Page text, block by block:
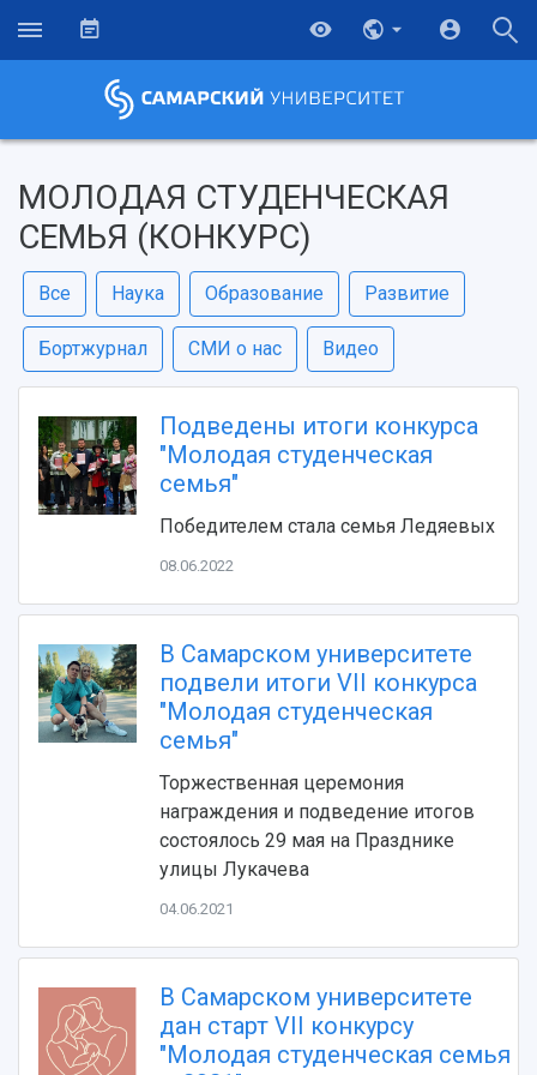
Об университете
Ключевые факты
Руководство
Попечительский совет
Ученый совет
Ректорат
Главные новости
Бортжурнал
Объявления
Пресс-центр
Газета "Полет"
Образование
Почему я выбираю Самарский университет?
Абитуриенту
Бакалавриат и специалитет
Аспирантура
Формы обучения
Учебные планы
Дополнительное образование
Научно-исследовательская деятельность
Основные научные направления
Научные школы и ведущие научные коллективы
Диссертационные советы
Конкурс на замещение должностей научных
работников
Научно-технический совет
Научные проекты и темы
МОЛОДАЯ СТУДЕНЧЕСКАЯ
СЕМЬЯ (КОНКУРС)
Все Наука Образование Развитие
Бортжурнал СМИ о нас Видео
Подведены итоги конкурса
"Молодая студенческая
семья"
Победителем стала семья Ледяевых
08.06.2022
В Самарском университете
подвели итоги VII конкурса
"Молодая студенческая
семья"
Торжественная церемония
награждения и подведение итогов
состоялось 29 мая на Празднике
улицы Лукачева
04.06.2021
В Самарском университете
дан старт VII конкурсу
"Молодая студенческая семья